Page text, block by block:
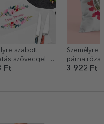
szabott
szöveggel -
Ft
Személyre
párna
alakú
3 922 Ft